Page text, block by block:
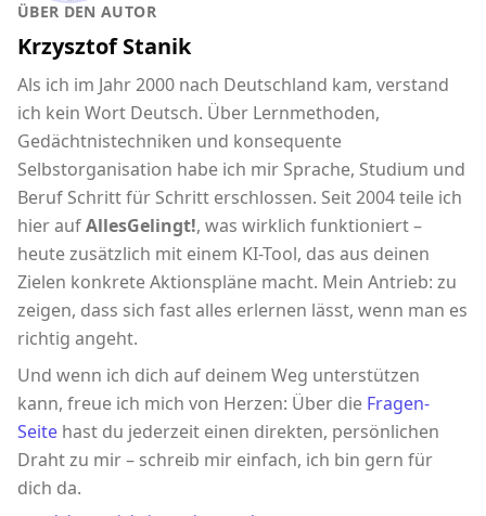
ÜBER DEN AUTOR
Krzysztof Stanik
Als ich im Jahr 2000 nach Deutschland kam, verstand
ich kein Wort Deutsch. Über Lernmethoden,
Gedächtnistechniken und konsequente
Selbstorganisation habe ich mir Sprache, Studium und
Beruf Schritt für Schritt erschlossen. Seit 2004 teile ich
hier aufAllesGelingt!, was wirklich funktioniert –
heute zusätzlich mit einem KI-Tool, das aus deinen
Zielen konkrete Aktionspläne macht. Mein Antrieb: zu
zeigen, dass sich fast alles erlernen lässt, wenn man es
richtig angeht.
Und wenn ich dich auf deinem Weg unterstützen
kann, freue ich mich von Herzen: Über die Fragen-
Seite hast du jederzeit einen direkten, persönlichen
Draht zu mir – schreib mir einfach, ich bin gern für
dich da.